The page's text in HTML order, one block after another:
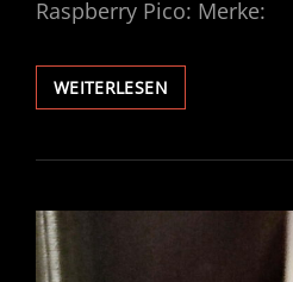
Raspberry Pico: Merke:
WEITERLESENR2D2
–
MIT
UND